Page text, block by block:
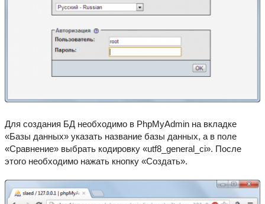
Для создания БД необходимо в PhpMyAdmin на вкладке
«Базы данных» указать название базы данных, а в поле
«Сравнение» выбрать кодировку «utf8_general_ci». После
этого необходимо нажать кнопку «Создать».